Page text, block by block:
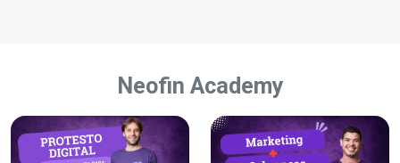
Neofin Academy